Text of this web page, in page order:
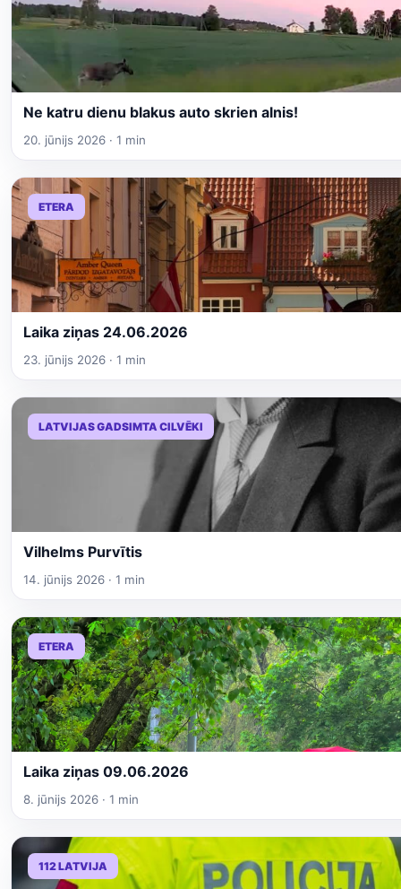
Ne katru dienu blakus auto skrien alnis!
20. jūnijs 2026 · 1 min
ETERA
Laika ziņas 24.06.2026
23. jūnijs 2026 · 1 min
LATVIJAS GADSIMTA CILVĒKI
Vilhelms Purvītis
14. jūnijs 2026 · 1 min
ETERA
Laika ziņas 09.06.2026
8. jūnijs 2026 · 1 min
112 LATVIJA